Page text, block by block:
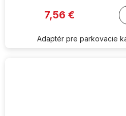
7,56 €
Adaptér pre parkovacie